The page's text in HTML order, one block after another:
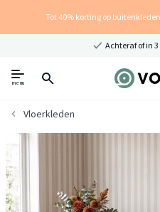
Tot 40% korting op buitenkleden
Achteraf of in
menu
Vloerkleden